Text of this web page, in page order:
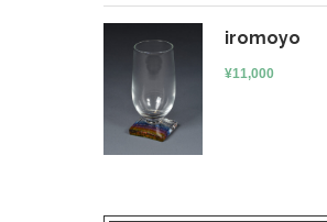
iromoyo
¥11,000